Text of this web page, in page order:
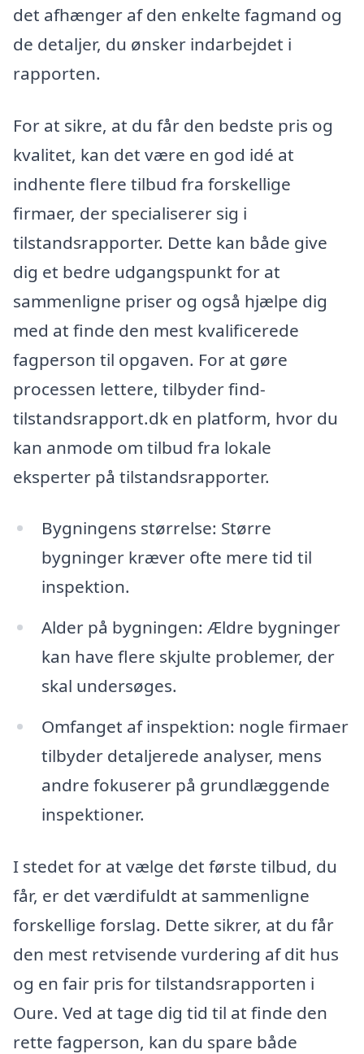
det afhænger af den enkelte fagmand og
de detaljer, du ønsker indarbejdet i
rapporten.
For at sikre, at du får den bedste pris og
kvalitet, kan det være en god idé at
indhente flere tilbud fra forskellige
firmaer, der specialiserer sig i
tilstandsrapporter. Dette kan både give
dig et bedre udgangspunkt for at
sammenligne priser og også hjælpe dig
med at finde den mest kvalificerede
fagperson til opgaven. For at gøre
processen lettere, tilbyder find-
tilstandsrapport.dk en platform, hvor du
kan anmode om tilbud fra lokale
eksperter på tilstandsrapporter.
Bygningens størrelse: Større
bygninger kræver ofte mere tid til
inspektion.
Alder på bygningen: Ældre bygninger
kan have flere skjulte problemer, der
skal undersøges.
Omfanget af inspektion: nogle firmaer
tilbyder detaljerede analyser, mens
andre fokuserer på grundlæggende
inspektioner.
I stedet for at vælge det første tilbud, du
får, er det værdifuldt at sammenligne
forskellige forslag. Dette sikrer, at du får
den mest retvisende vurdering af dit hus
og en fair pris for tilstandsrapporten i
Oure. Ved at tage dig tid til at finde den
rette fagperson, kan du spare både